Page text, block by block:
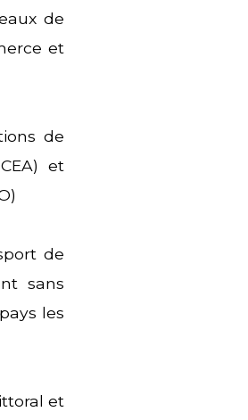
de
et
de
et
de
sans
les
et